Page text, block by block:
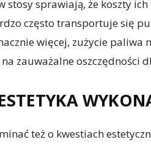
stosy sprawiają, że koszty
często transportuje się
więcej, zużycie paliwa
na zauważalne oszczędności
też o kwestiach